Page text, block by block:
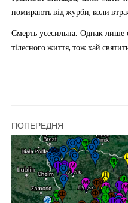
помирають від журби, коли
Смерть усесильна. Однак лише
тілесного життя, тож хай
ПОПЕРЕДНЯ